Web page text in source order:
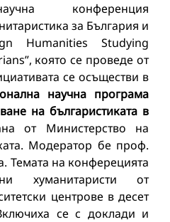
конференция
за България и
Humanities Studying
която се проведе от
се осъществи в
научна програма
на българистиката в
от Министерство на
Модератор бе проф.
Темата на конферецията
хуманитаристи от
центрове в десет
се с доклади и